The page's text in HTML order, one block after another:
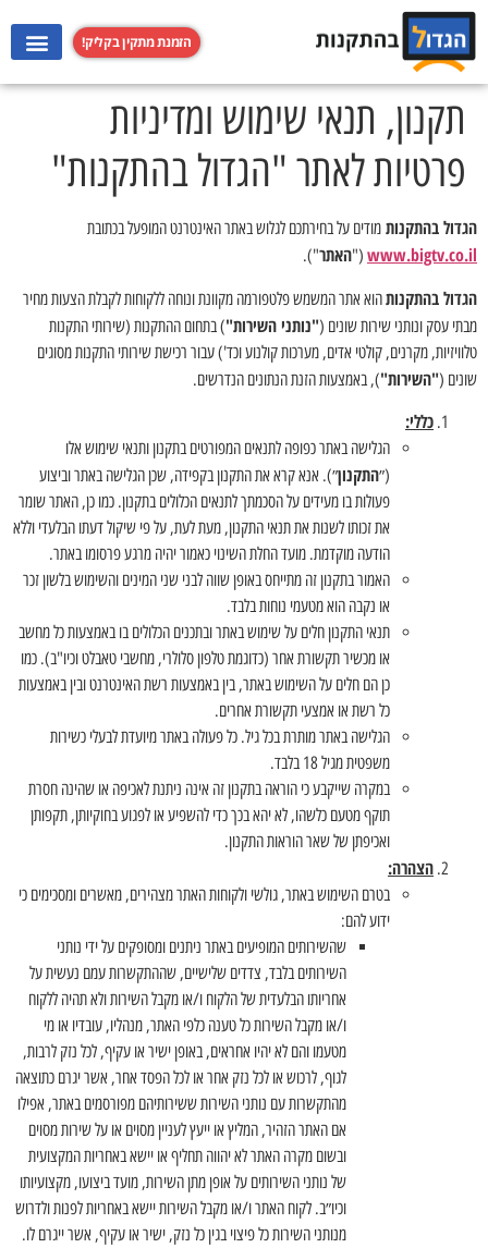
הזמנת מתקין בקליק!
תקנון, תנאי שימוש ומדיניות
פרטיות לאתר "הגדול בהתקנות"
הגדול בהתקנות מודים על בחירתכם לגלוש באתר האינטרנט המופעל בכתובת
www.bigtv.co.il
("האתר").
הגדול בהתקנותהוא אתר המשמש פלטפורמה מקוונת ונוחה ללקוחות לקבלת הצעות מחיר
מבתי עסק ונותני שירות שונים ("נותני השירות") בתחום ההתקנות (שירותי התקנות
טלוויזיות, מקרנים, קולטי אדים, מערכות קולנוע וכד') עבור רכישת שירותי התקנות מסוגים
שונים ("השירות"), באמצעות הזנת הנתונים הנדרשים.
כללי:
הגלישה באתר כפופה לתנאים המפורטים בתקנון ותנאי שימוש אלו
(״התקנון״). אנא קרא את התקנון בקפידה, שכן הגלישה באתר וביצוע
פעולות בו מעידים על הסכמתך לתנאים הכלולים בתקנון. כמו כן, האתר שומר
את זכותו לשנות את תנאי התקנון, מעת לעת, על פי שיקול דעתו הבלעדי וללא
הודעה מוקדמת. מועד החלת השינוי כאמור יהיה מרגע פרסומו באתר.
האמור בתקנון זה מתייחס באופן שווה לבני שני המינים והשימוש בלשון זכר
או נקבה הוא מטעמי נוחות בלבד.
תנאי התקנון חלים על שימוש באתר ובתכנים הכלולים בו באמצעות כל מחשב
או מכשיר תקשורת אחר (כדוגמת טלפון סלולרי, מחשבי טאבלט וכיו"ב). כמו
כן הם חלים על השימוש באתר, בין באמצעות רשת האינטרנט ובין באמצעות
כל רשת או אמצעי תקשורת אחרים.
הגלישה באתר מותרת בכל גיל. כל פעולה באתר מיועדת לבעלי כשירות
משפטית מגיל 18 בלבד.
במקרה שייקבע כי הוראה בתקנון זה אינה ניתנת לאכיפה או שהינה חסרת
תוקף מטעם כלשהו, לא יהא בכך כדי להשפיע או לפגוע בחוקיותן, תקפותן
ואכיפתן של שאר הוראות התקנון.
הצהרה:
בטרם השימוש באתר, גולשי ולקוחות האתר מצהירים, מאשרים ומסכימים כי
ידוע להם:
שהשירותים המופיעים באתר ניתנים ומסופקים על ידי נותני
השירותים בלבד, צדדים שלישיים, שההתקשרות עמם נעשית על
אחריותו הבלעדית של הלקוח ו/או מקבל השירות ולא תהיה ללקוח
ו/או מקבל השירות כל טענה כלפי האתר, מנהליו, עובדיו או מי
מטעמו והם לא יהיו אחראים, באופן ישיר או עקיף, לכל נזק לרבות,
לגוף, לרכוש או לכל נזק אחר או לכל הפסד אחר, אשר יגרם כתוצאה
מהתקשרות עם נותני השירות ששירותיהם מפורסמים באתר, אפילו
אם האתר הזהיר, המליץ או ייעץ לעניין מסוים או על שירות מסוים
ובשום מקרה האתר לא יהווה תחליף או יישא באחריות המקצועית
של נותני השירותים על אופן מתן השירות, מועד ביצועו, מקצועיותו
וכיו״ב. לקוח האתר ו/או מקבל השירות יישא באחריות לפנות ולדרוש
מנותני השירות כל פיצוי בגין כל נזק, ישיר או עקיף, אשר ייגרם לו.